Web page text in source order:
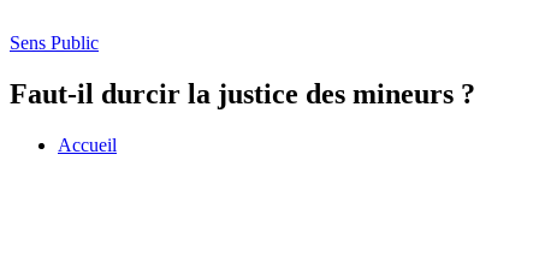
Sens Public
Faut-il durcir la justice des mineurs ?
Accueil